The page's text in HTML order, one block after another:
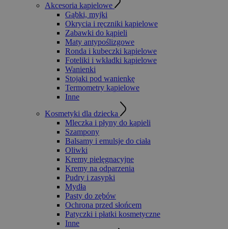
Akcesoria kąpielowe
Gąbki, myjki
Okrycia i ręczniki kąpielowe
Zabawki do kąpieli
Maty antypoślizgowe
Ronda i kubeczki kąpielowe
Foteliki i wkładki kąpielowe
Wanienki
Stojaki pod wanienkę
Termometry kąpielowe
Inne
Kosmetyki dla dziecka
Mleczka i płyny do kąpieli
Szampony
Balsamy i emulsje do ciała
Oliwki
Kremy pielęgnacyjne
Kremy na odparzenia
Pudry i zasypki
Mydła
Pasty do zębów
Ochrona przed słońcem
Patyczki i płatki kosmetyczne
Inne